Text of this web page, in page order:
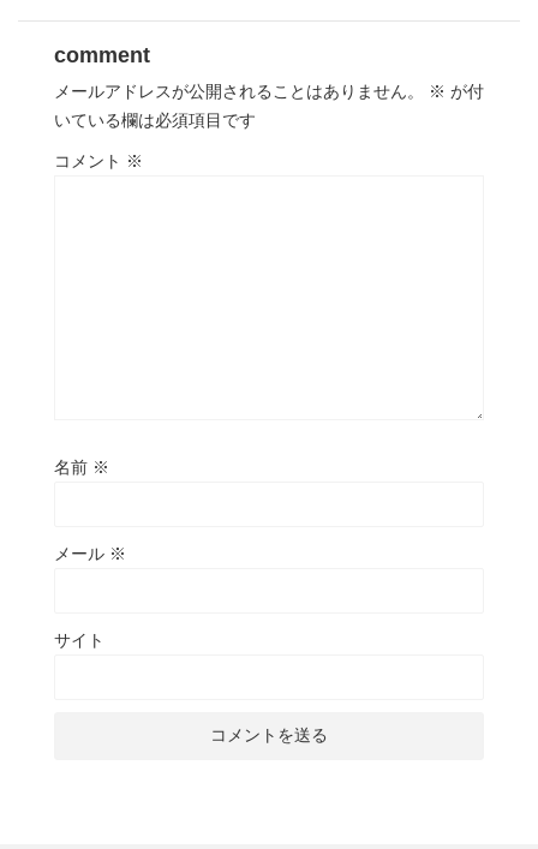
comment
メールアドレスが公開されることはありません。 ※ が付
いている欄は必須項目です
コメント ※
名前 ※
メール ※
サイト